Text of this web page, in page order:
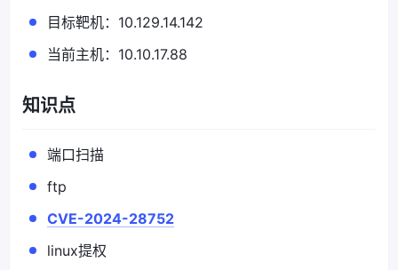
目标靶机：10.129.14.142
当前主机：10.10.17.88
知识点
端口扫描
ftp
CVE-2024-28752
linux提权